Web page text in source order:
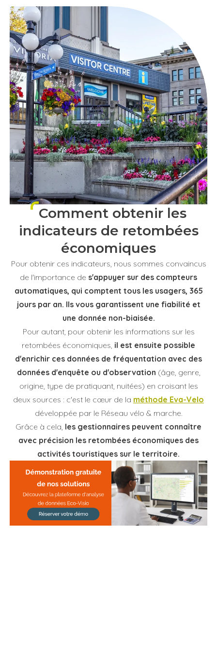
Comment obtenir les
indicateurs de retombées
économiques
Pour obtenir ces indicateurs, nous sommes convaincus
de l'importance de s'appuyer sur des compteurs
automatiques, qui comptent tous les usagers, 365
jours par an. Ils vous garantissent une fiabilité et
une donnée non-biaisée.
Pour autant, pour obtenir les informations sur les
retombées économiques, il est ensuite possible
d'enrichir ces données de fréquentation avec des
données d'enquête ou d'observation (âge, genre,
origine, type de pratiquant, nuitées) en croisant les
deux sources : c'est le cœur de la méthode Eva-Velo
développée par le Réseau vélo & marche.
Grâce à cela, les gestionnaires peuvent connaître
avec précision les retombées économiques des
activités touristiques sur le territoire.